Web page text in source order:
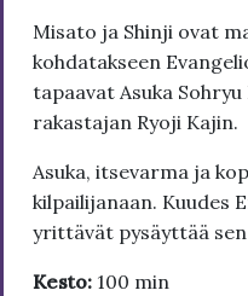
Misato ja Shinji ovat
kohdatakseen
tapaavat Asuka
rakastajan Ryoji Kajin.
Asuka, itsevarma ja
kilpailijanaan. Kuudes
yrittävät pysäyttää sen
Kesto: 100 min